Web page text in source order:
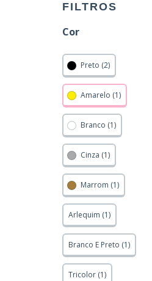
FILTROS
Cor
Preto (2)
Amarelo (1)
Branco (1)
Cinza (1)
Marrom (1)
Arlequim (1)
Branco E Preto (1)
Tricolor (1)